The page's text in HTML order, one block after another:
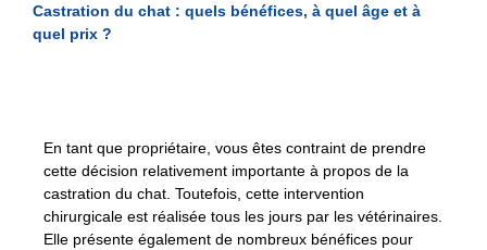
Castration du chat : quels bénéfices, à quel âge et à
quel prix ?
En tant que propriétaire, vous êtes contraint de prendre
cette décision relativement importante à propos de la
castration du chat. Toutefois, cette intervention
chirurgicale est réalisée tous les jours par les vétérinaires.
Elle présente également de nombreux bénéfices pour